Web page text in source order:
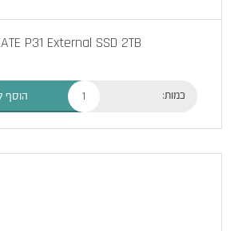
P31 External SSD 2TB
כמות: הוסף